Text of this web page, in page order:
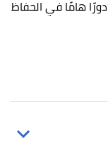
هامًا في الحفاظ